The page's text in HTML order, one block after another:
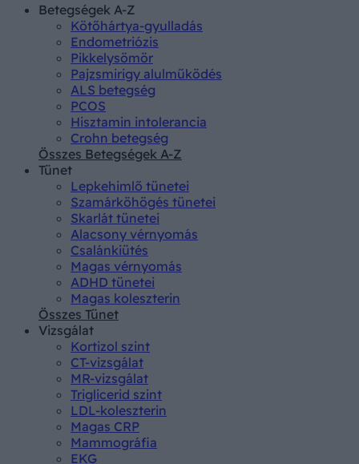
Betegségek A-Z
Kötőhártya-gyulladás
Endometriózis
Pikkelysömör
Pajzsmirigy alulműködés
ALS betegség
PCOS
Hisztamin intolerancia
Crohn betegség
Összes Betegségek A-Z
Tünet
Lepkehimlő tünetei
Szamárköhögés tünetei
Skarlát tünetei
Alacsony vérnyomás
Csalánkiütés
Magas vérnyomás
ADHD tünetei
Magas koleszterin
Összes Tünet
Vizsgálat
Kortizol szint
CT-vizsgálat
MR-vizsgálat
Triglicerid szint
LDL-koleszterin
Magas CRP
Mammográfia
EKG